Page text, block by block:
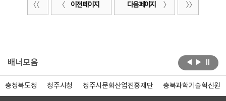
이전 페이지 다음 페이지
배너모음
충청북도청 청주시청 청주시문화산업진흥재단 충북과학기술혁신원